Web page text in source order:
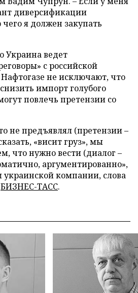
диверсификации
чего я должен закупать
Украина ведет
с российской
не исключают, что
импорт голубого
повлечь претензии со
не предъявлял (претензии –
«висит груз», мы
что нужно вести (диалог –
аргументированно»,
украинской компании, слова
БИЗНЕС-ТАСС.